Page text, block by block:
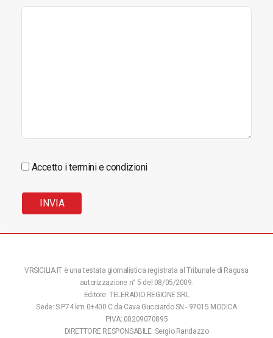
Accetto i termini e condizioni
VRSICILIA.IT è una testata giornalistica registrata al Tribunale di Ragusa
autorizzazione n° 5 del 08/05/2009.
Editore: TELERADIO REGIONE SRL
Sede: S.P.74 km 0+400 C.da Cava Gucciardo SN - 97015 MODICA
P.IVA: 00209070895
DIRETTORE RESPONSABILE: Sergio Randazzo